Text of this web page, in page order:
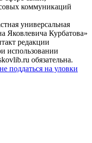
коммуникаций
универсальная
Яковлевича Курбатова»
редакции
использовании
обязательна.
поддаться на уловки